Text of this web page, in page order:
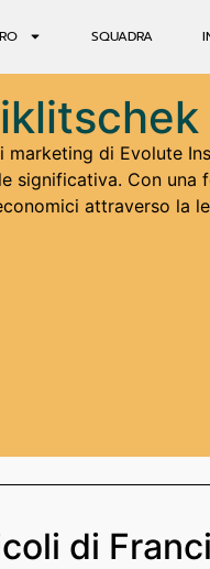
SQUADRA
marketing di Evolute
significativa. Con una
attraverso la
di